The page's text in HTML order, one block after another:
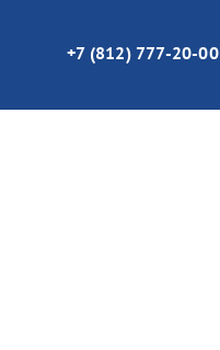
ПОИСК+7 (812) 777-20-00